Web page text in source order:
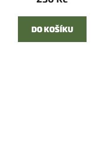
DO KOŠÍKU